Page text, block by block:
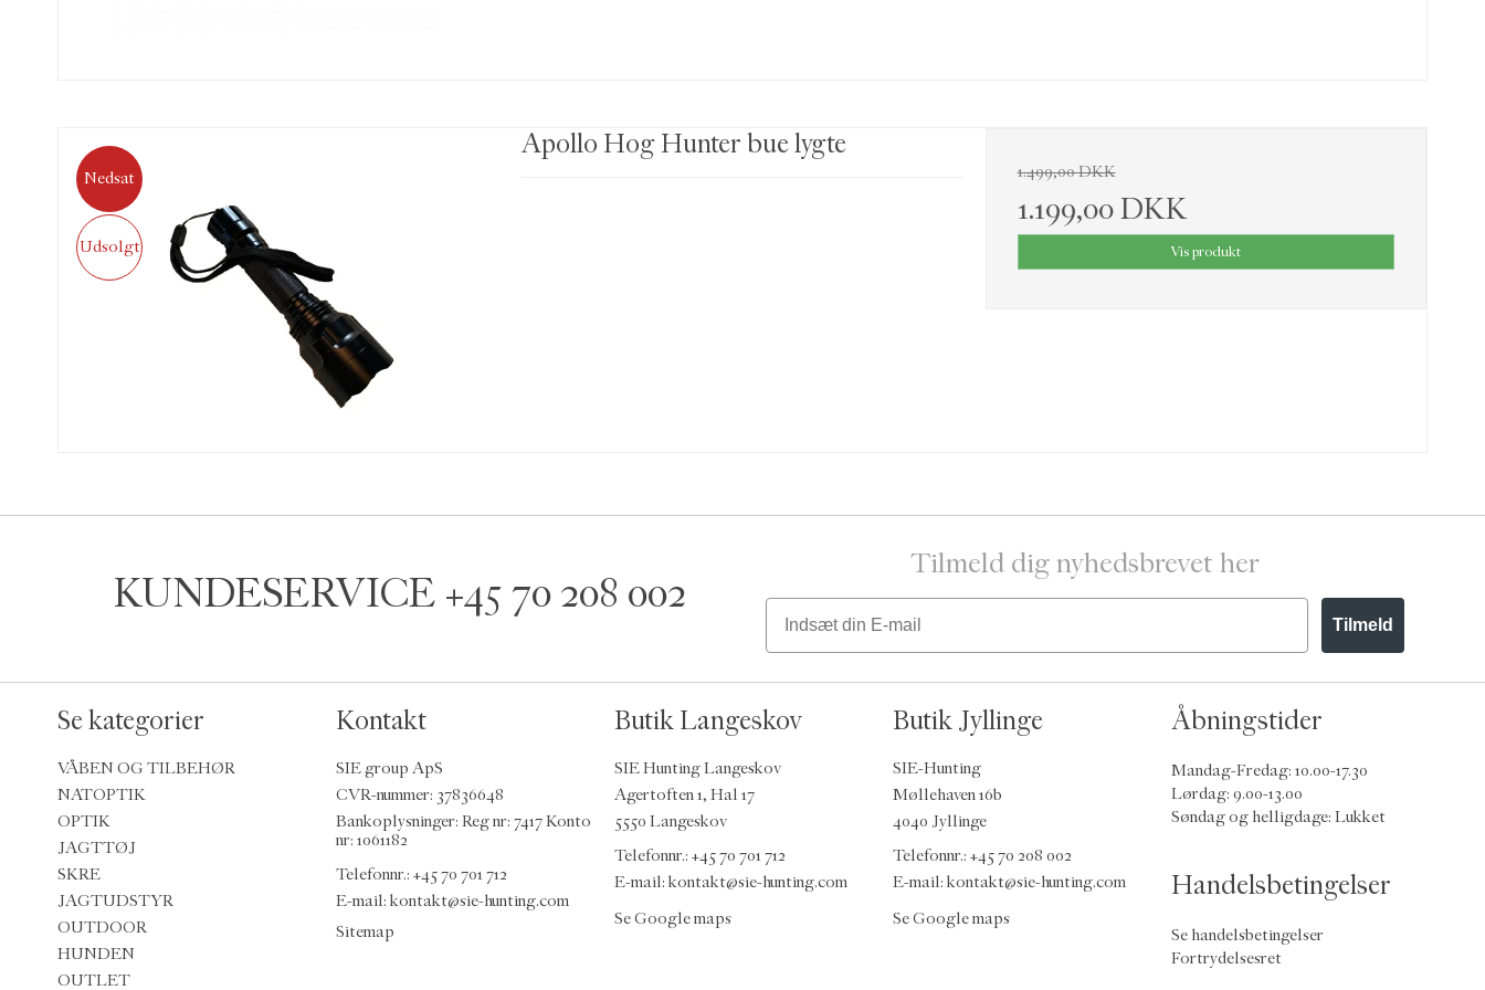
Batteritid: Ca. 4 timers drift tid (afhænger af temperaturen)
Længde:15,5 cm
Rørdiameter: 1”
Se også den formidableApollo Hog Hunter Extreme
Nedsat
Udsolgt
Apollo Hog Hunter bue lygte
1.499,00 DKK
1.199,00 DKK
Vis produkt
KUNDESERVICE +45 70 208 002
Tilmeld dig nyhedsbrevet her
Email
Tilmeld
Se kategorier
VÅBEN OG TILBEHØR
NATOPTIK
OPTIK
JAGTTØJ
SKRE
JAGTUDSTYR
OUTDOOR
HUNDEN
OUTLET
Kontakt
SIE group ApS
CVR-nummer: 37836648
Bankoplysninger: Reg nr: 7417 Konto
nr: 1061182
Telefonnr.: +45 70 701 712
E-mail: kontakt@sie-hunting.com
Sitemap
Butik Langeskov
SIE Hunting Langeskov
Agertoften 1, Hal 17
5550 Langeskov
Telefonnr.: +45 70 701 712
E-mail: kontakt@sie-hunting.com
Se Google maps
Butik Jyllinge
SIE-Hunting
Møllehaven 16b
4040 Jyllinge
Telefonnr.: +45 70 208 002
E-mail: kontakt@sie-hunting.com
Se Google maps
Åbningstider
Mandag-Fredag: 10.00-17.30
Lørdag: 9.00-13.00
Søndag og helligdage: Lukket
Handelsbetingelser
Se handelsbetingelser
Fortrydelsesret